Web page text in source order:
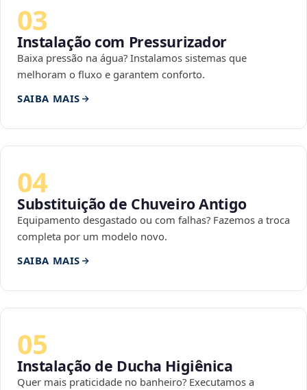
03
Instalação com Pressurizador
Baixa pressão na água? Instalamos sistemas que
melhoram o fluxo e garantem conforto.
SAIBA MAIS
04
Substituição de Chuveiro Antigo
Equipamento desgastado ou com falhas? Fazemos a troca
completa por um modelo novo.
SAIBA MAIS
05
Instalação de Ducha Higiênica
Quer mais praticidade no banheiro? Executamos a